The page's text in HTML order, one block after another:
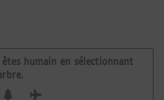
humain en sélectionnant
.